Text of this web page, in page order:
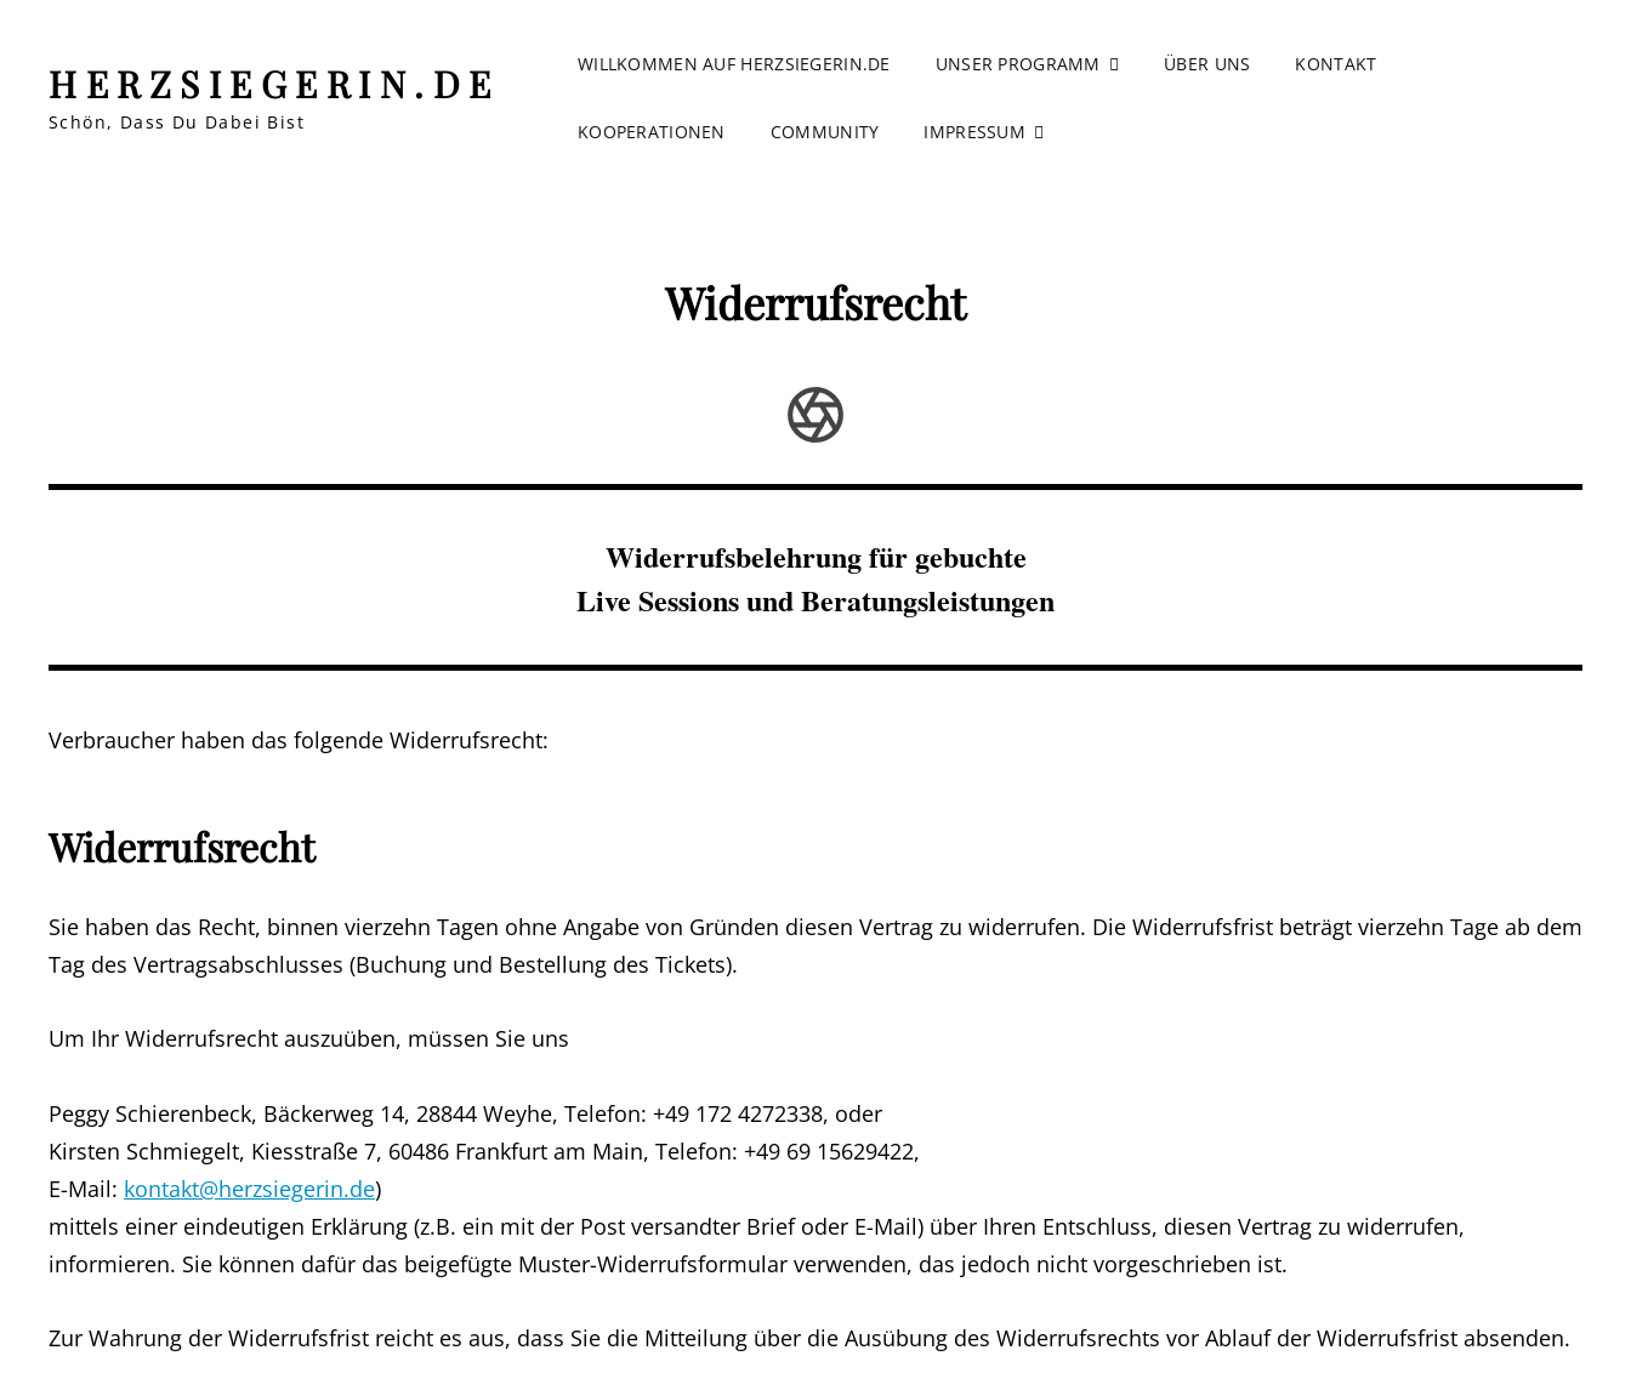
HERZSIEGERIN.DE
Schön, Dass Du Dabei Bist
WILLKOMMEN AUF HERZSIEGERIN.DE UNSER PROGRAMM ÜBER UNS KONTAKT
KOOPERATIONEN COMMUNITY IMPRESSUM
Widerrufsrecht
Widerrufsbelehrung für gebuchte
Live Sessions und Beratungsleistungen
Verbraucher haben das folgende Widerrufsrecht:
Widerrufsrecht
Sie haben das Recht, binnen vierzehn Tagen ohne Angabe von Gründen diesen Vertrag zu widerrufen. Die Widerrufsfrist beträgt vierzehn Tage ab dem
Tag des Vertragsabschlusses (Buchung und Bestellung des Tickets).
Um Ihr Widerrufsrecht auszuüben, müssen Sie uns
Peggy Schierenbeck, Bäckerweg 14, 28844 Weyhe, Telefon: +49 172 4272338, oder
Kirsten Schmiegelt, Kiesstraße 7, 60486 Frankfurt am Main, Telefon: +49 69 15629422,
E-Mail: kontakt@herzsiegerin.de)
mittels einer eindeutigen Erklärung (z.B. ein mit der Post versandter Brief oder E-Mail) über Ihren Entschluss, diesen Vertrag zu widerrufen,
informieren. Sie können dafür das beigefügte Muster-Widerrufsformular verwenden, das jedoch nicht vorgeschrieben ist.
Zur Wahrung der Widerrufsfrist reicht es aus, dass Sie die Mitteilung über die Ausübung des Widerrufsrechts vor Ablauf der Widerrufsfrist absenden.